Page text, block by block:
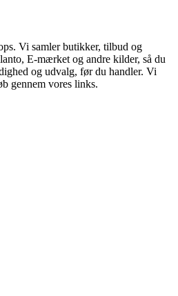
Vi samler butikker, tilbud og
E-mærket og andre kilder, så du
og udvalg, før du handler. Vi
gennem vores links.